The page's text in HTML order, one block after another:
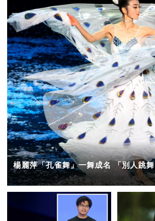
楊麗萍「孔雀舞」一舞成名 「別人跳舞